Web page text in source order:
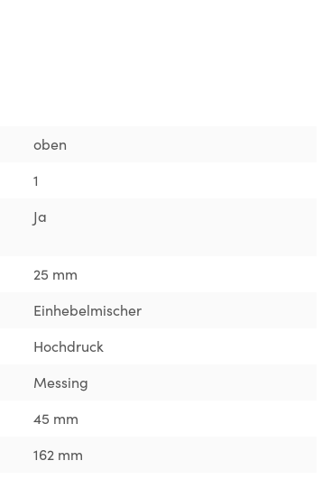
oben
1
Ja
25 mm
Einhebelmischer
Hochdruck
Messing
45 mm
162 mm